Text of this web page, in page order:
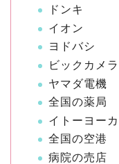
ドンキ
イオン
ヨドバシ
ビックカメラ
ヤマダ電機
全国の薬局
イトーヨー
全国の空港
病院の売店